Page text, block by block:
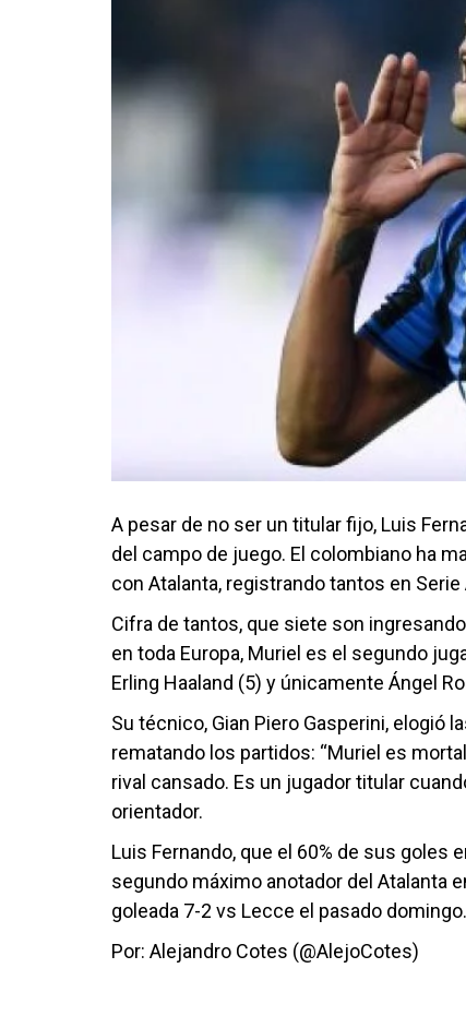
A pesar de no ser un titular fijo, Luis
del campo de juego. El colombiano ha
con Atalanta, registrando tantos en Serie
Cifra de tantos, que siete son
en toda Europa, Muriel es el segundo
Erling Haaland (5) y únicamente Ángel
Su técnico, Gian Piero Gasperini,
rematando los partidos: “Muriel es
rival cansado. Es un jugador titular
orientador.
Luis Fernando, que el 60% de sus goles
segundo máximo anotador del Atalanta
goleada 7-2 vs Lecce el pasado domingo.
Por: Alejandro Cotes (@AlejoCotes)